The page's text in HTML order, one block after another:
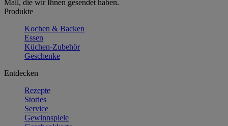
Mail, die wir Ihnen gesendet haben.
Produkte
Kochen & Backen
Essen
Küchen-Zubehör
Geschenke
Entdecken
Rezepte
Stories
Service
Gewinnspiele